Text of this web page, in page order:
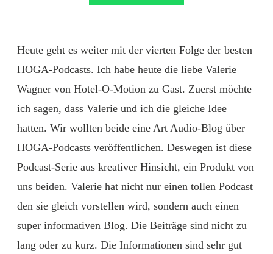
Heute geht es weiter mit der vierten Folge der besten
HOGA-Podcasts. Ich habe heute die liebe Valerie
Wagner von Hotel-O-Motion zu Gast. Zuerst möchte
ich sagen, dass Valerie und ich die gleiche Idee
hatten. Wir wollten beide eine Art Audio-Blog über
HOGA-Podcasts veröffentlichen. Deswegen ist diese
Podcast-Serie aus kreativer Hinsicht, ein Produkt von
uns beiden. Valerie hat nicht nur einen tollen Podcast
den sie gleich vorstellen wird, sondern auch einen
super informativen Blog. Die Beiträge sind nicht zu
lang oder zu kurz. Die Informationen sind sehr gut